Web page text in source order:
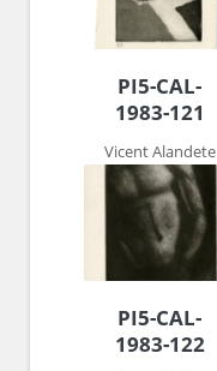
PI5-CAL-
1983-121
Vicent Alandete
PI5-CAL-
1983-122